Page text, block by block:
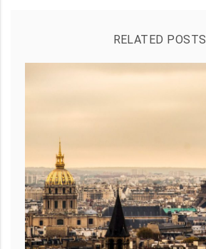
RELATED POSTS